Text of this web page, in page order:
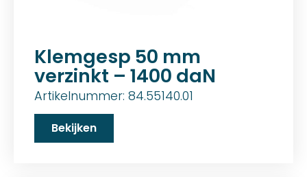
Klemgesp 50 mm
verzinkt – 1400 daN
Artikelnummer: 84.55140.01
Bekijken